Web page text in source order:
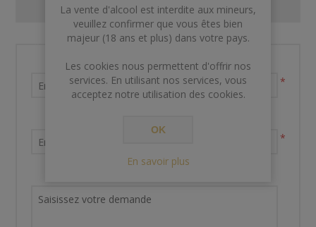
CONTACT US
Nom et prénom
*
*
La vente d'alcool est interdite aux mineurs,
veuillez confirmer que vous êtes bien
majeur (18 ans et plus) dans votre pays.
Les cookies nous permettent d'offrir nos
services. En utilisant nos services, vous
acceptez notre utilisation des cookies.
OK
En savoir plus